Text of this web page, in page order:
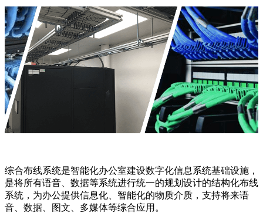
综合布线系统是智能化办公室建设数字化信息系统基础设施，
是将所有语音、数据等系统进行统一的规划设计的结构化布线
系统，为办公提供信息化、智能化的物质介质，支持将来语
音、数据、图文、多媒体等综合应用。